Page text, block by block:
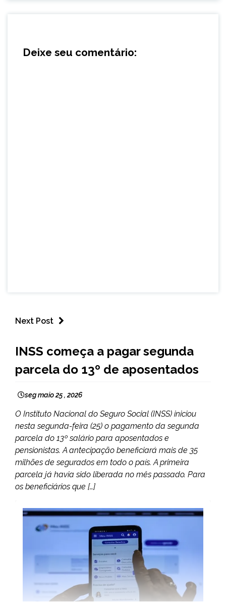
Deixe seu comentário:
Next Post
NOTÍCIAS
INSS começa a pagar segunda
parcela do 13º de aposentados
seg maio 25 , 2026
O Instituto Nacional do Seguro Social (INSS) iniciou
nesta segunda-feira (25) o pagamento da segunda
parcela do 13º salário para aposentados e
pensionistas. A antecipação beneficiará mais de 35
milhões de segurados em todo o país. A primeira
parcela já havia sido liberada no mês passado. Para
os beneficiários que […]